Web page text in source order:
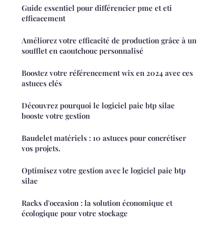
Guide essentiel pour différencier pme et eti
efficacement
Améliorez votre efficacité de production grâce à un
soufflet en caoutchouc personnalisé
Boostez votre référencement wix en 2024 avec ces
astuces clés
Découvrez pourquoi le logiciel paie btp silae
booste votre gestion
Baudelet matériels : 10 astuces pour concrétiser
vos projets.
Optimisez votre gestion avec le logiciel paie btp
silae
Racks d'occasion : la solution économique et
écologique pour votre stockage